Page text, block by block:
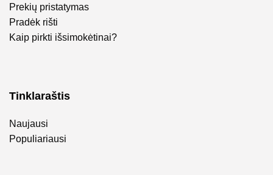
Prekių pristatymas
Pradėk rišti
Kaip pirkti išsimokėtinai?
Tinklaraštis
Naujausi
Populiariausi